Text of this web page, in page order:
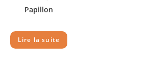
Papillon
Lire la suite